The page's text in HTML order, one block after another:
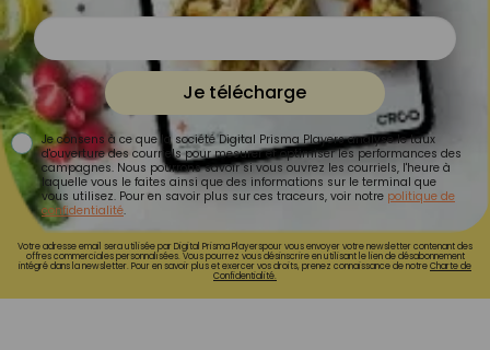
Je télécharge
Je consens à ce que la société Digital Prisma Players analyse le taux
d'ouverture des courriels pour mesurer et optimiser les performances des
campagnes. Nous pourrons savoir si vous ouvrez les courriels, l'heure à
laquelle vous le faites ainsi que des informations sur le terminal que
vous utilisez. Pour en savoir plus sur ces traceurs, voir notre politique de
confidentialité.
Votre adresse email sera utilisée par Digital Prisma Playerspour vous envoyer votre newsletter contenant des
offres commerciales personnalisées. Vous pourrez vous désinscrire en utilisant le lien de désabonnement
intégré dans la newsletter. Pour en savoir plus et exercer vos droits, prenez connaissance de notreCharte de
Confidentialité.